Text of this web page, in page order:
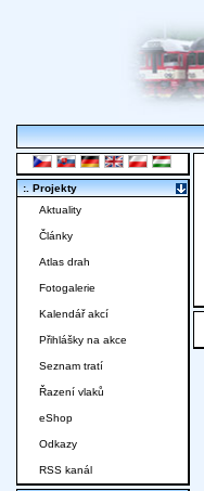
:. Projekty
Aktuality
Články
Atlas drah
Fotogalerie
Kalendář akcí
Přihlášky na akce
Seznam tratí
Řazení vlaků
eShop
Odkazy
RSS kanál